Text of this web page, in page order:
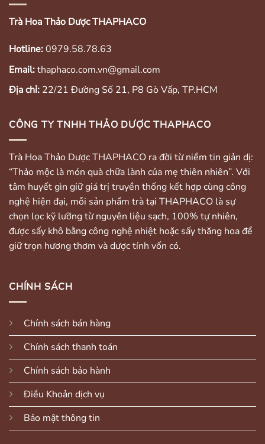
Trà Hoa Thảo Dược THAPHACO
Hotline:0979.58.78.63
Email:thaphaco.com.vn@gmail.com
Địa chỉ: 22/21 Đường Số 21, P8 Gò Vấp, TP.HCM
CÔNG TY TNHH THẢO DƯỢC THAPHACO
Trà Hoa Thảo Dược THAPHACO ra đời từ niềm tin giản dị:
“Thảo mộc là món quà chữa lành của mẹ thiên nhiên”. Với
tâm huyết gìn giữ giá trị truyền thống kết hợp cùng công
nghệ hiện đại, mỗi sản phẩm trà tại THAPHACO là sự
chọn lọc kỹ lưỡng từ nguyên liệu sạch, 100% tự nhiên,
được sấy khô bằng công nghệ nhiệt hoặc sấy thăng hoa để
giữ trọn hương thơm và dược tính vốn có.
CHÍNH SÁCH
Chính sách bán hàng
Chính sách thanh toán
Chính sách bảo hành
Điều Khoản dịch vụ
Bảo mật thông tin